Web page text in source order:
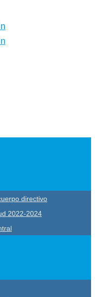
directivo
2022-2024